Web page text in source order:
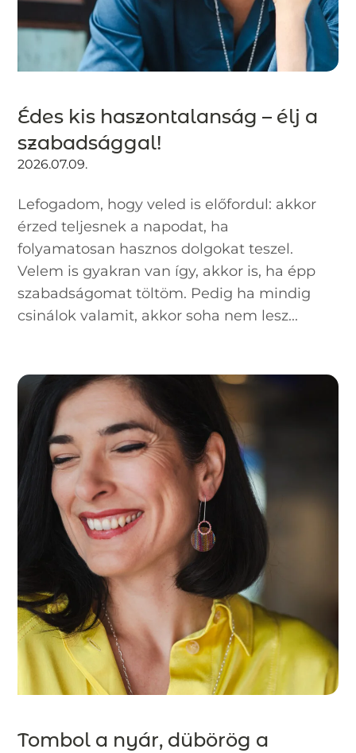
Édes kis haszontalanság – élj a
szabadsággal!
2026.07.09.
Lefogadom, hogy veled is előfordul: akkor
érzed teljesnek a napodat, ha
folyamatosan hasznos dolgokat teszel.
Velem is gyakran van így, akkor is, ha épp
szabadságomat töltöm. Pedig ha mindig
csinálok valamit, akkor soha nem lesz...
Tombol a nyár, dübörög a